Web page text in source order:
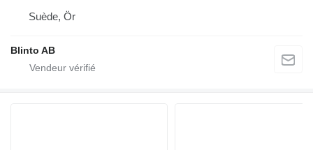
Suède, Ör
Blinto AB